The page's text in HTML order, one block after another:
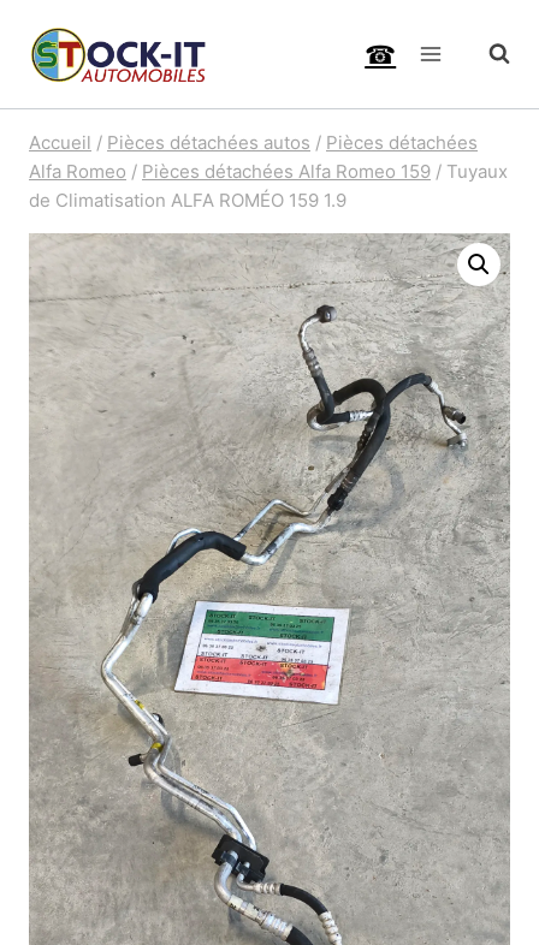
☎
Accueil / Pièces détachées autos / Pièces détachées
Alfa Romeo / Pièces détachées Alfa Romeo 159 / Tuyaux
de Climatisation ALFA ROMÉO 159 1.9